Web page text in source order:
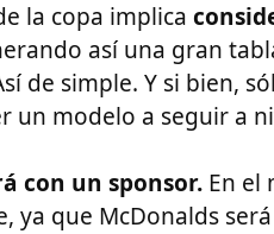
la copa implica
así una gran
de simple. Y si bien,
un modelo a seguir a
con un sponsor. En el
ya que McDonalds